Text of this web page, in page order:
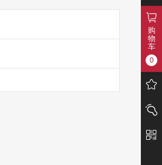
购
物
车
0